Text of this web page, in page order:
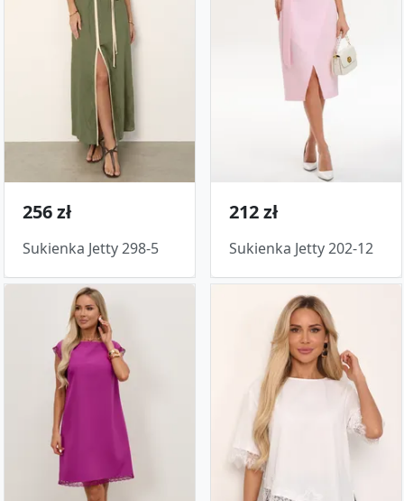
256 zł
Sukienka Jetty 298-5
212 zł
Sukienka Jetty 202-12